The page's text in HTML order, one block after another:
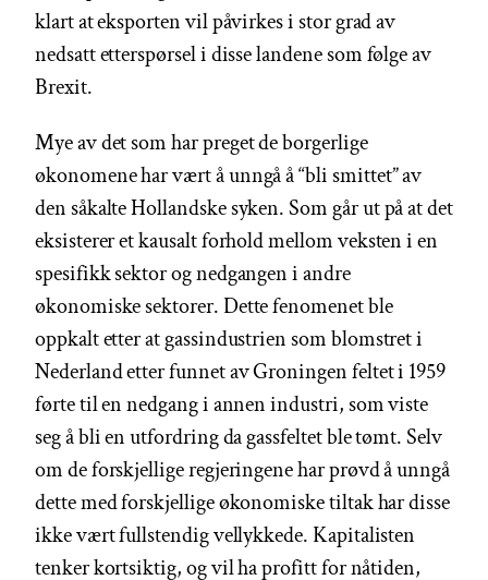
klart at eksporten vil påvirkes i stor grad av
nedsatt etterspørsel i disse landene som følge av
Brexit.
Mye av det som har preget de borgerlige
økonomene har vært å unngå å “bli smittet” av
den såkalte Hollandske syken. Som går ut på at det
eksisterer et kausalt forhold mellom veksten i en
spesifikk sektor og nedgangen i andre
økonomiske sektorer. Dette fenomenet ble
oppkalt etter at gassindustrien som blomstret i
Nederland etter funnet av Groningen feltet i 1959
førte til en nedgang i annen industri, som viste
seg å bli en utfordring da gassfeltet ble tømt. Selv
om de forskjellige regjeringene har prøvd å unngå
dette med forskjellige økonomiske tiltak har disse
ikke vært fullstendig vellykkede. Kapitalisten
tenker kortsiktig, og vil ha profitt for nåtiden,